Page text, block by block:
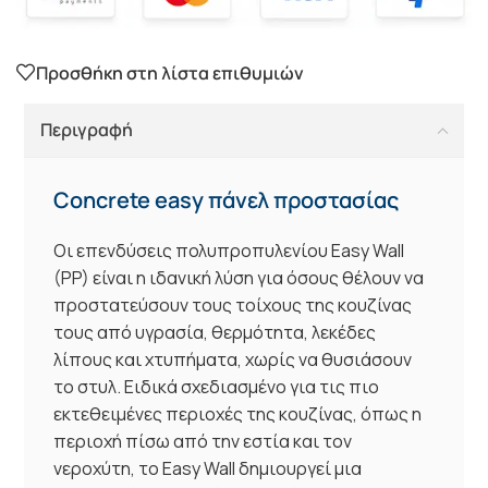
Προσθήκη στη λίστα επιθυμιών
Περιγραφή
Concrete easy πάνελ προστασίας
Οι επενδύσεις πολυπροπυλενίου Easy Wall
(PP) είναι η ιδανική λύση για όσους θέλουν να
προστατεύσουν τους τοίχους της κουζίνας
τους από υγρασία, θερμότητα, λεκέδες
λίπους και χτυπήματα, χωρίς να θυσιάσουν
το στυλ. Ειδικά σχεδιασμένο για τις πιο
εκτεθειμένες περιοχές της κουζίνας, όπως η
περιοχή πίσω από την εστία και τον
νεροχύτη, το Easy Wall δημιουργεί μια